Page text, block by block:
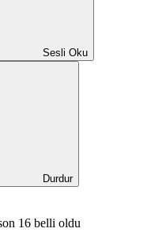
Sesli Oku
Durdur